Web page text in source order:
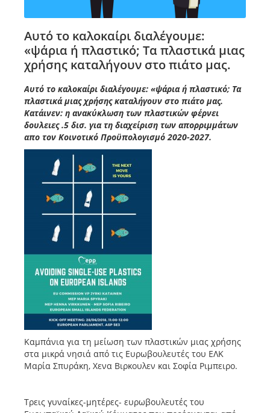
Αυτό το καλοκαίρι διαλέγουμε:
«ψάρια ή πλαστικό; Τα πλαστικά μιας
χρήσης καταλήγουν στο πιάτο μας.
Αυτό το καλοκαίρι διαλέγουμε: «ψάρια ή πλαστικό; Τα
πλαστικά μιας χρήσης καταλήγουν στο πιάτο μας.
Κατάινεν: η ανακύκλωση των πλαστικών φέρνει
δουλειες .5 δισ. για τη διαχείριση των απορριμμάτων
απο τον Κοινοτικό Προϋπολογισμό 2020-2027.
Καμπάνια για τη μείωση των πλαστικών μιας χρήσης
στα μικρά νησιά από τις Ευρωβουλευτές του ΕΛΚ
Μαρία Σπυράκη, Χενα Βιρκουλεν και Σοφία Ριμπειρο.
Τρεις γυναίκες-μητέρες- ευρωβουλευτές του